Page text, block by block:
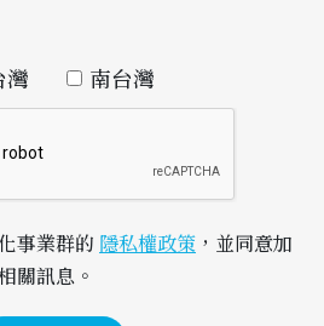
灣 南台灣
事業群的 隱私權政策 ，並同意加
關訊息。